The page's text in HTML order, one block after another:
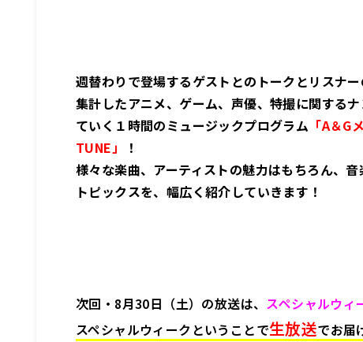
週替わりで登場するゲストとのトークとリスナ
集計したアニメ、ゲーム、声優、特撮に関する
ていく１時間のミュージックプログラム 「A＆G
TUNE」
！
様々な楽曲、アーティストの魅力はもちろん、
トピックスを、幅広く紹介していきます！
次回・8月30日（土）の放送は、 スペシャルウィ
スペシャルウィークということで生放送でお届